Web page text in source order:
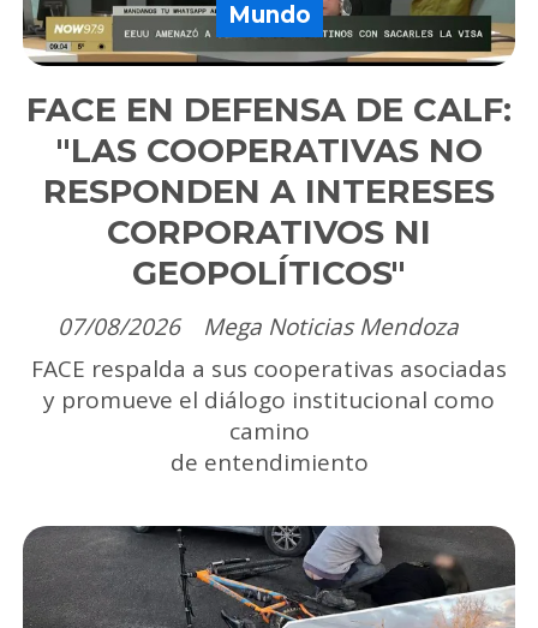
FACE EN DEFENSA DE CALF:
"LAS COOPERATIVAS NO
RESPONDEN A INTERESES
CORPORATIVOS NI
GEOPOLÍTICOS"
Mega Noticias Mendoza
Mundo
07/08/2026
FACE respalda a sus cooperativas asociadas
y promueve el diálogo institucional como
camino
de entendimiento